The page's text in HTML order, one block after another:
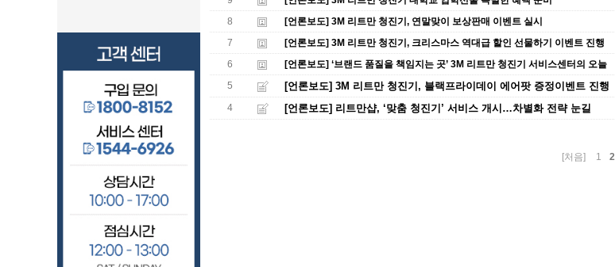
8
[언론보도] 3M 리트만 청진기, 연말맞이 보상판매 이벤트 실시
7
[언론보도] 3M 리트만 청진기, 크리스마스 역대급 할인 선물하기 이벤트 진행
6
[언론보도] ‘브랜드 품질을 책임지는 곳’ 3M 리트만 청진기 서비스센터의 오늘
5
[언론보도] 3M 리트만 청진기, 블랙프라이데이 에어팟 증정이벤트 진행
4
[언론보도] 리트만샵, ‘맞춤 청진기’ 서비스 개시…차별화 전략 눈길
[처음] 1 2